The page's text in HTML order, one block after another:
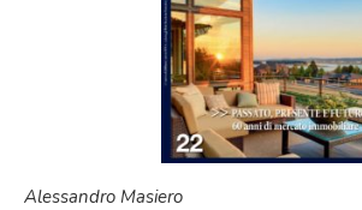
Alessandro Masiero